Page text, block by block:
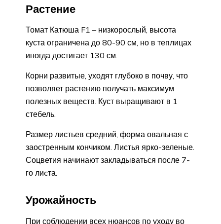
Растение
Томат Катюша F1 – низкорослый, высота
куста ограничена до 80-90 см, но в теплицах
иногда достигает 130 см.
Корни развитые, уходят глубоко в почву, что
позволяет растению получать максимум
полезных веществ. Куст выращивают в 1
стебель.
Размер листьев средний, форма овальная с
заостренным кончиком. Листья ярко-зеленые.
Соцветия начинают закладываться после 7-
го лиcта.
Урожайность
При соблюдении всех нюансов по уходу во